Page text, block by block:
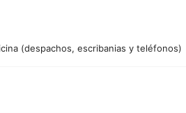
(despachos, escribanias y teléfonos)